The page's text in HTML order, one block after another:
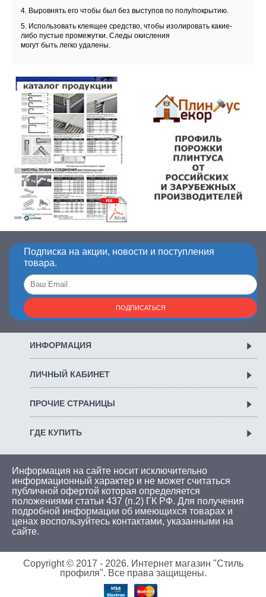
4. Выровнять его чтобы был без выступов по полу/покрытию.
5. Использовать клеящее средство, чтобы изолировать какие-
либо пустые промежутки. Следы окисления
могут быть легко удалены.
Подписка на акции, новости и поступления
товара.
ПОДПИСАТЬСЯ
ИНФОРМАЦИЯ
ЛИЧНЫЙ КАБИНЕТ
ПРОЧИЕ СТРАНИЦЫ
ГДЕ КУПИТЬ
Информация на сайте носит исключительно
информационный характер и не может считаться
публичной офертой которая определяется
положениями статьи 437 (п.2) ГК РФ. Для получения
подробной информации об имеющихся товарах и
ценах воспользуйтесь контактами, указанными на
сайте.
Copyright © 2017 - 2026. Интернет магазин "Стиль
профиля". Все права защищены.